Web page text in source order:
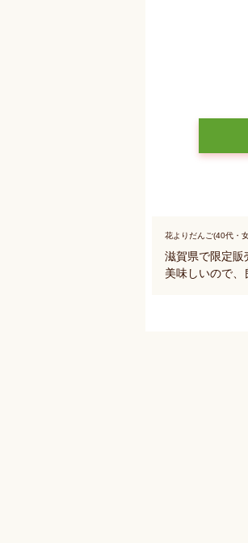
花よりだんご(40代・
滋賀県で限定販
美味しいので、